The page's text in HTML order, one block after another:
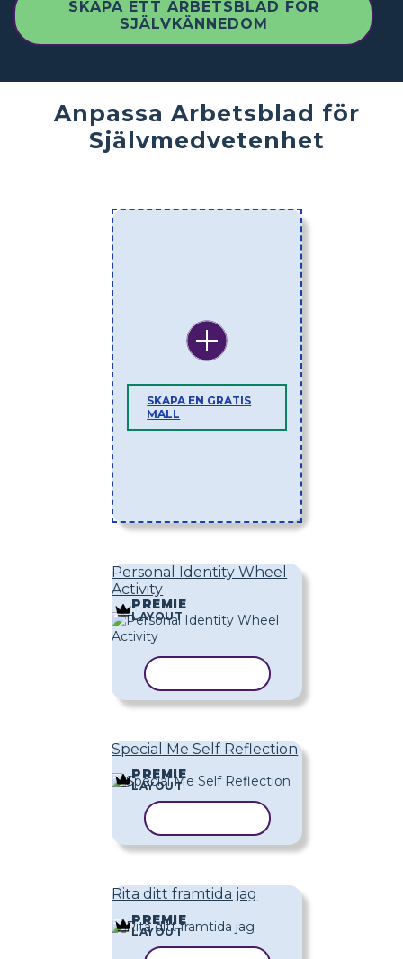
SKAPA ETT ARBETSBLAD FÖR
SJÄLVKÄNNEDOM
Anpassa Arbetsblad för
Självmedvetenhet
SKAPA EN GRATIS
MALL
Personal Identity Wheel
Activity
PREMIE
LAYOUT
Special Me Self Reflection
PREMIE
LAYOUT
Rita ditt framtida jag
PREMIE
LAYOUT